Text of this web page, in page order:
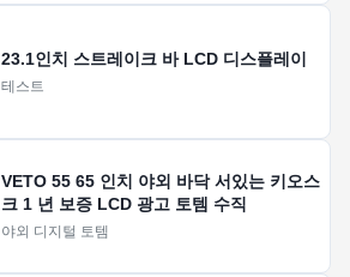
23.1인치 스트레이크 바 LCD 디스플레이
테스트
VETO 55 65 인치 야외 바닥 서있는 키오스
크 1 년 보증 LCD 광고 토템 수직
야외 디지털 토템